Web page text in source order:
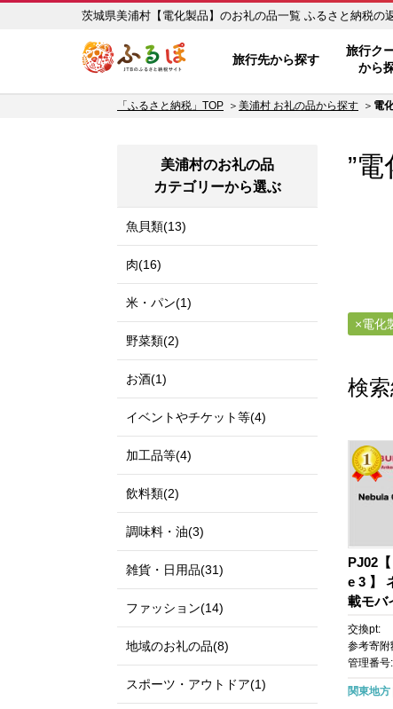
茨城県美浦村【電化製品
旅行先から探す
旅行ク
から
「ふるさと納税」TOP 美浦村 お礼の品から探す 電
”
電化
検
PJ02
e 3 】
載モバ
フル
ン / 最
ーカー
トフォ
交換pt:
参考寄附
管理番号:
関東地方
美浦村のお礼の品
カテゴリーから選ぶ
魚貝類(13)
肉(16)
米・パン(1)
野菜類(2)
お酒(1)
イベントやチケット等(4)
加工品等(4)
飲料類(2)
調味料・油(3)
雑貨・日用品(31)
ファッション(14)
地域のお礼の品(8)
スポーツ・アウトドア(1)